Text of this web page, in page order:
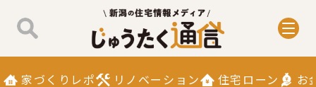
家づくりレポ リノベーション 住宅ローン お